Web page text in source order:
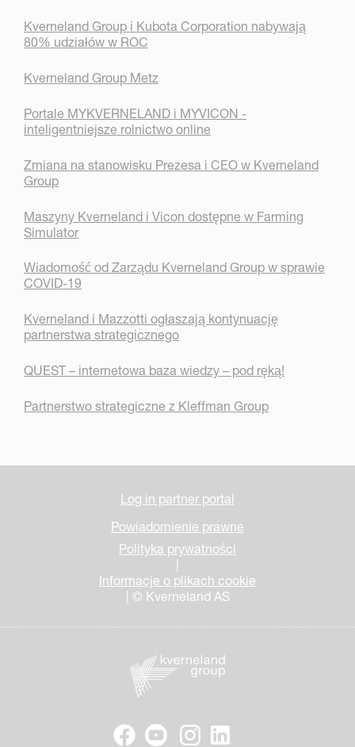
Kverneland Group i Kubota Corporation nabywają
80% udziałów w ROC
Kverneland Group Metz
Portale MYKVERNELAND i MYVICON -
inteligentniejsze rolnictwo online
Zmiana na stanowisku Prezesa i CEO w Kverneland
Group
Maszyny Kverneland i Vicon dostępne w Farming
Simulator
Wiadomość od Zarządu Kverneland Group w sprawie
COVID-19
Kverneland i Mazzotti ogłaszają kontynuację
partnerstwa strategicznego
QUEST – internetowa baza wiedzy – pod ręką!
Partnerstwo strategiczne z Kleffman Group
Log in partner portal
Powiadomienie prawne
Polityka prywatności
|
Informacje o plikach cookie
| © Kverneland AS